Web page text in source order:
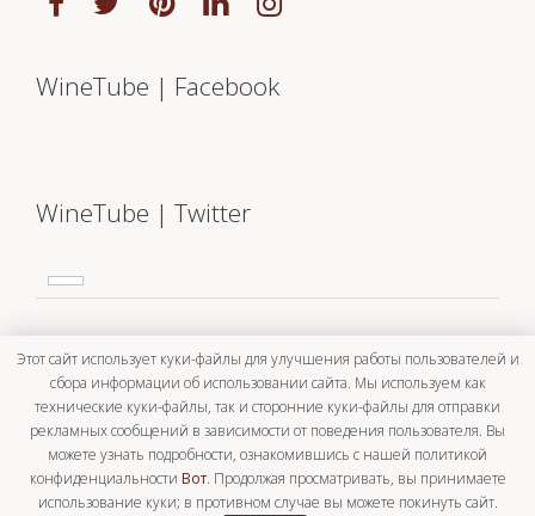
WineTube | Facebook
WineTube | Twitter
контакты
Via Silvestro Lega, 29
51100 - Pistoia
info (@) winetube.eu
T. (+39) 0573 1790337
Этот сайт использует куки-файлы для улучшения работы пользователей и
сбора информации об использовании сайта. Мы используем как
технические куки-файлы, так и сторонние куки-файлы для отправки
рекламных сообщений в зависимости от поведения пользователя. Вы
можете узнать подробности, ознакомившись с нашей политикой
конфиденциальности Вот. Продолжая просматривать, вы принимаете
использование куки; в противном случае вы можете покинуть сайт.